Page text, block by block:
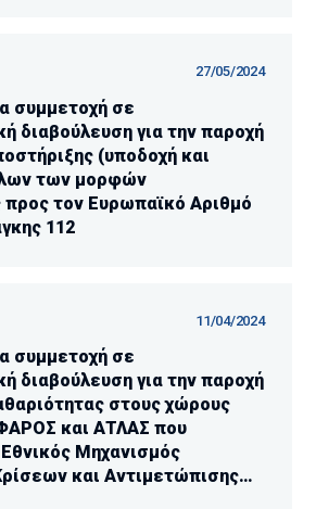
27/05/2024
συμμετοχή σε
διαβούλευση για την παροχή
(υποδοχή και
των μορφών
προς τον Ευρωπαϊκό Αριθμό
112
11/04/2024
συμμετοχή σε
διαβούλευση για την παροχή
στους χώρους
και ΑΤΛΑΣ που
Μηχανισμός
και Αντιμετώπισης